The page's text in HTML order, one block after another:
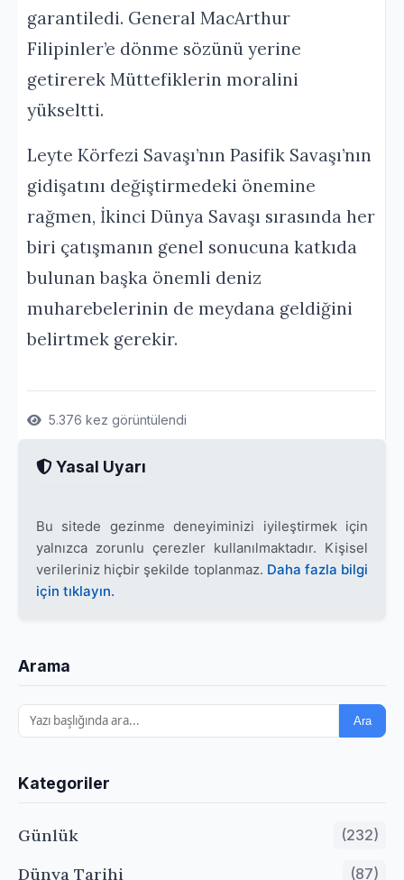
garantiledi. General MacArthur
Filipinler’e dönme sözünü yerine
getirerek Müttefiklerin moralini
yükseltti.
Leyte Körfezi Savaşı’nın Pasifik Savaşı’nın
gidişatını değiştirmedeki önemine
rağmen, İkinci Dünya Savaşı sırasında her
biri çatışmanın genel sonucuna katkıda
bulunan başka önemli deniz
muharebelerinin de meydana geldiğini
belirtmek gerekir.
5.376 kez görüntülendi
Yasal Uyarı
Bu sitede gezinme deneyiminizi iyileştirmek için
yalnızca zorunlu çerezler kullanılmaktadır. Kişisel
verileriniz hiçbir şekilde toplanmaz. Daha fazla bilgi
için tıklayın.
Arama
Ara
Kategoriler
Günlük (232)
Dünya Tarihi (87)